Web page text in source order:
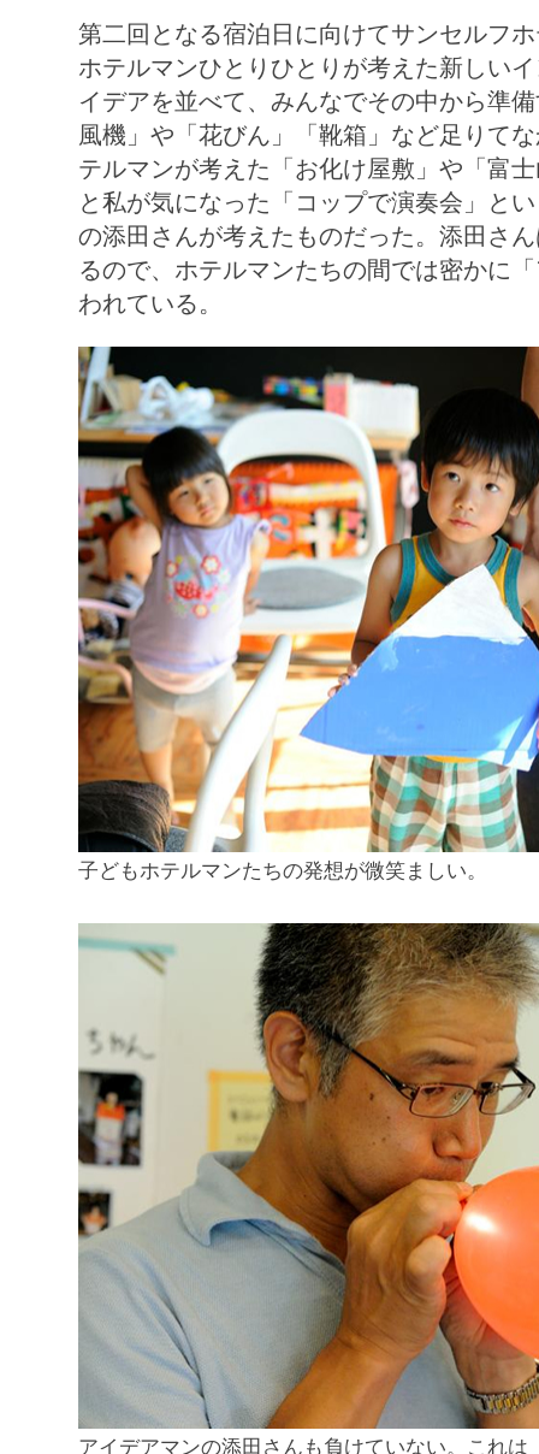
第二回となる宿泊日に向けてサンセルフ
ホテルマンひとりひとりが考えた新しい
イデアを並べて、みんなでその中から準
風機」や「花びん」「靴箱」など足りて
テルマンが考えた「お化け屋敷」や「富
と私が気になった「コップで演奏会」と
の添田さんが考えたものだった。添田さ
るので、ホテルマンたちの間では密かに
われている。
子どもホテルマンたちの発想が微笑ましい。
アイデアマンの添田さんも負けていない。これ